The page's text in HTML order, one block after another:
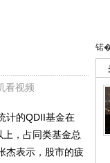
看视频
锘
计的QDII基金在
，占同类基金总
杰表示，股市的疲